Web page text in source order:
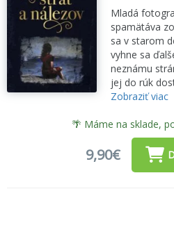
Mladá
spamätáva
sa v starom
vyhne sa
neznámu
jej do rúk
Zobraziť viac
🌴 Máme na sklade,
9,90€